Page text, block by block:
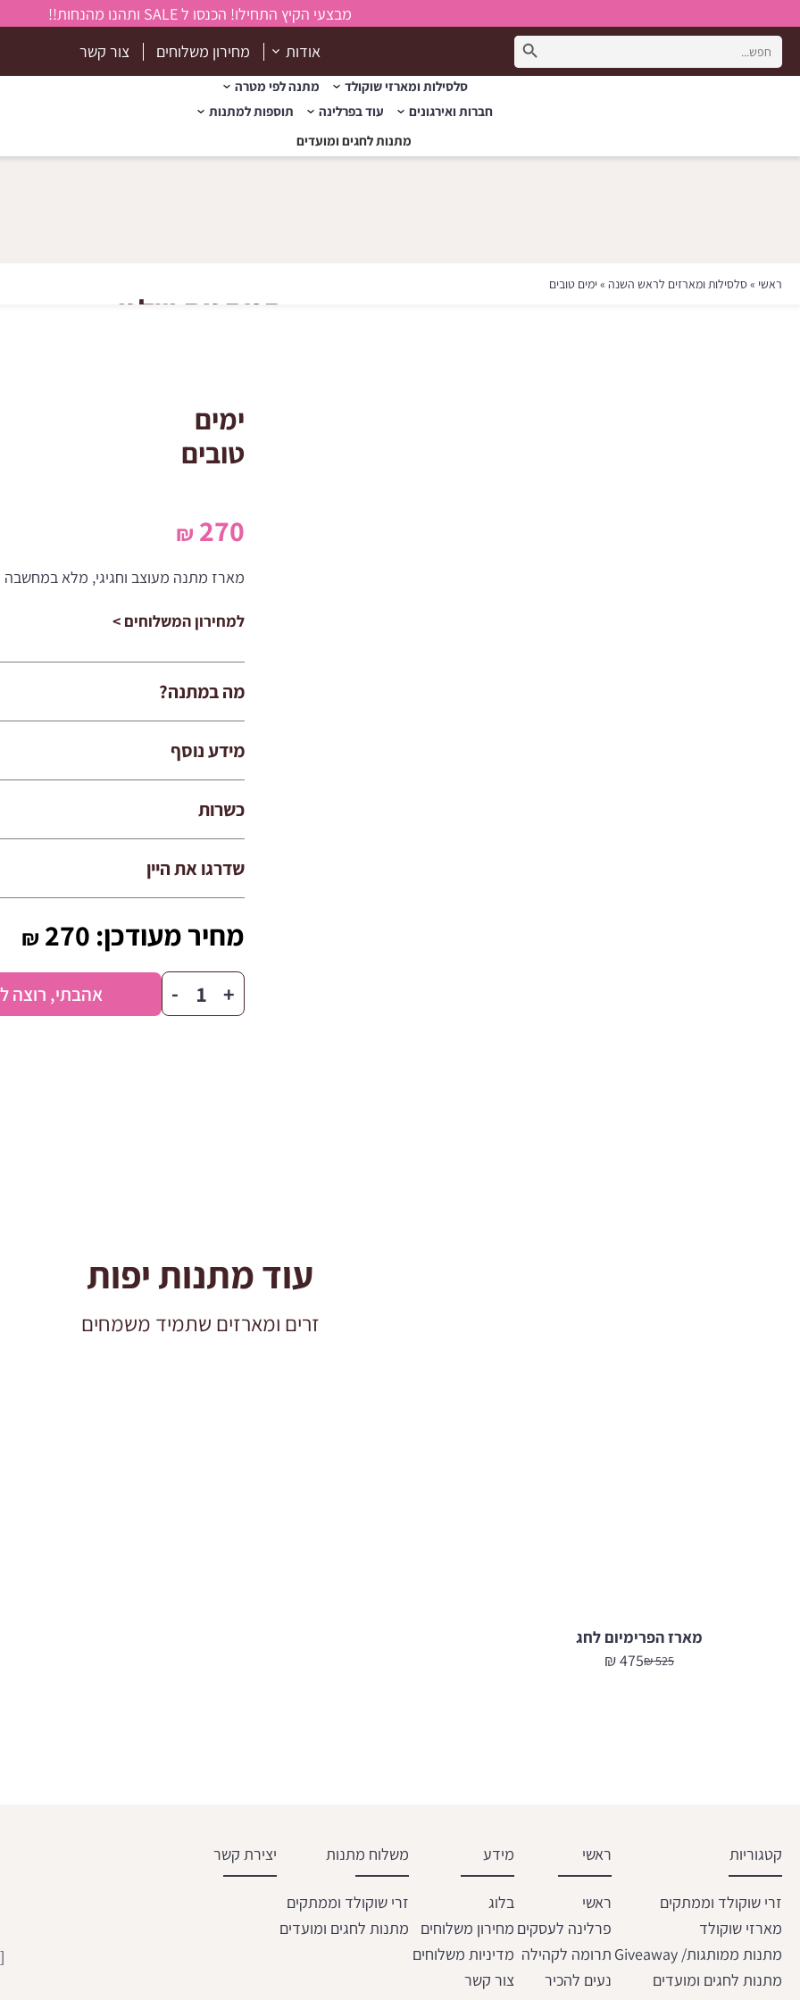
מבצעי הקיץ התחילו! הכנסו ל SALE ותהנו מהנחות!!
Search
for:
Search Button
אודות מחירון משלוחים צור קשר
סלסילות ומארזי שוקולד
מתנה לפי מטרה
חברות ואירגונים
עוד בפרלינה
תוספות למתנות
מתנות לחגים ומועדים
המתנות שלנו
ראשי »סלסילות ומארזים לראש השנה »ימים טובים
ימים
טובים
270
₪
מארז מתנה מעוצב וחגיגי, מלא
למחירון המשלוחים >
מה במתנה?
מידע נוסף
כשרות
שדרגו את היין
מחיר מעודכן: 270
₪
+
כמות
של
- אהבתי, רוצה
עוד מתנות יפות
זרים ומארזים שתמיד משמחים
מארז הפרימיום לחג
525
₪המחיר
475
₪
המחיר
קטגוריות
זרי שוקולד וממתקים
מארזי שוקולד
מתנות ממותגות/ Giveaway
מתנות לחגים ומועדים
ראשי
ראשי
פרלינה לעסקים
תרומה לקהילה
נעים להכיר
מידע
בלוג
מחירון משלוחים
מדיניות משלוחים
צור קשר
משלוח מתנות
זרי שוקולד וממתקים
מתנות לחגים ומועדים
יצירת קשר
[email protected]